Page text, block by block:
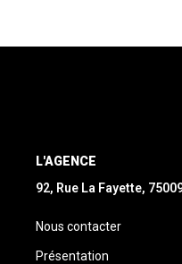
L'AGENCE
92, Rue La Fayette,
Nous contacter
Présentation